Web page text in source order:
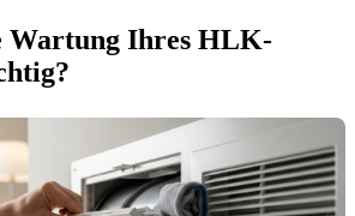
Wartung Ihres HLK-